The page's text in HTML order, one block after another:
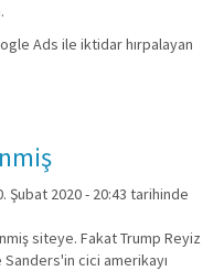
Ads ile iktidar hırpalayan
Şubat 2020 - 20:43 tarihinde
siteye. Fakat Trump Reyiz
cici amerikayı